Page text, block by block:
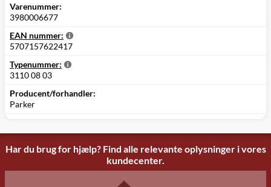
Varenummer:
3980006677
EAN nummer:
5707157622417
Typenummer:
3110 08 03
Producent/forhandler:
Parker
Har du brug for hjælp? Find alle relevante oplysninger i vores
kundecenter.